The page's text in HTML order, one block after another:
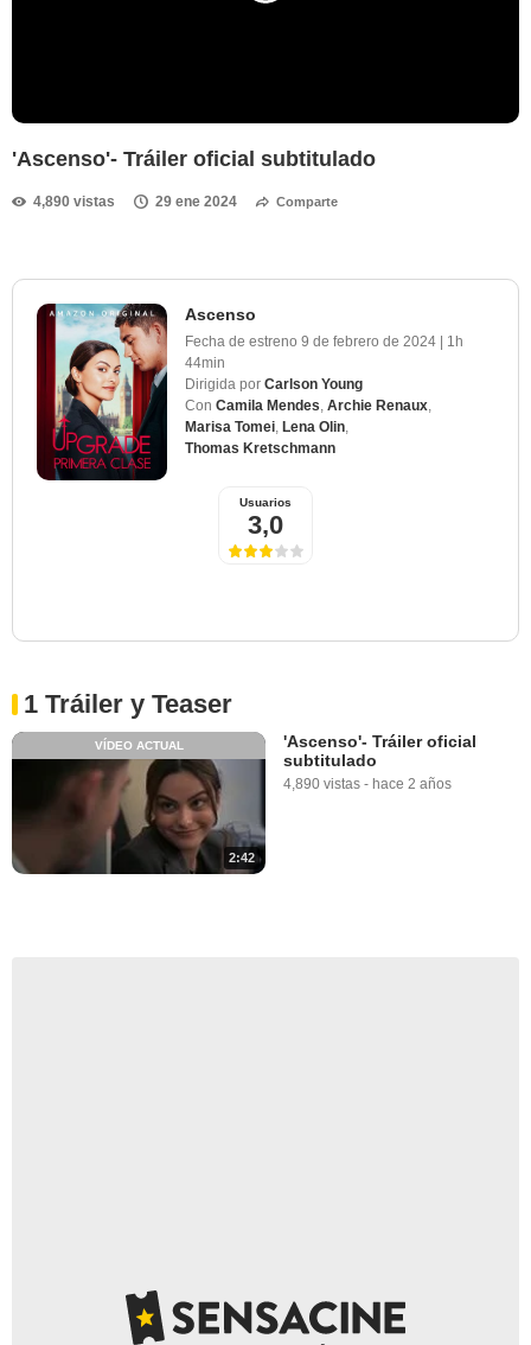
'Ascenso'- Tráiler oficial subtitulado
4,890 vistas 29 ene 2024 Comparte
Ascenso
Fecha de estreno 9 de febrero de 2024 | 1h
44min
Dirigida por Carlson Young
Con Camila Mendes Archie Renaux
Marisa Tomei Lena Olin
Thomas Kretschmann
Usuarios
3,0
1 Tráiler y Teaser
2:42
VÍDEO ACTUAL
'Ascenso'- Tráiler oficial
subtitulado
4,890 vistas - hace 2 años